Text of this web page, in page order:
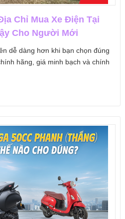
Chỉ Mua Xe Điện Tại
Cho Người Mới
dễ dàng hơn khi bạn chọn đúng
hãng, giá minh bạch và chính